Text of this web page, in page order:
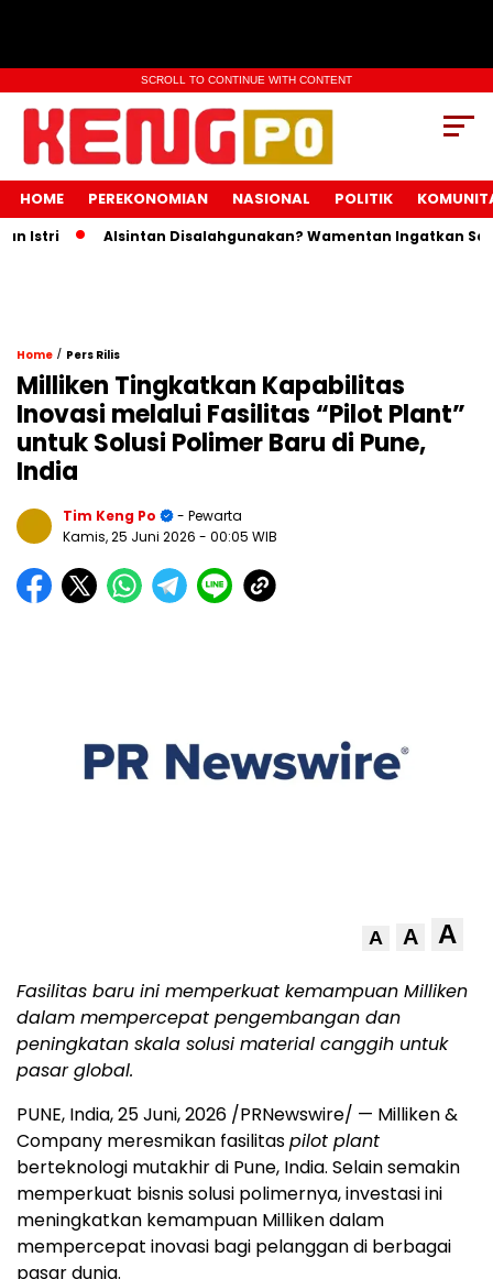
SCROLL TO CONTINUE WITH CONTENT
HOME PEREKONOMIAN NASIONAL POLITIK
Istri Alsintan Disalahgunakan? Wamentan Ingatkan
Home / Pers Rilis
Milliken Tingkatkan Kapabilitas
Inovasi melalui Fasilitas “Pilot Plant”
untuk Solusi Polimer Baru di Pune,
India
Tim Keng Po
- Pewarta
Kamis, 25 Juni 2026 - 00:05 WIB
A A A
Fasilitas baru ini memperkuat kemampuan Milliken
dalam mempercepat pengembangan dan
peningkatan skala solusi material canggih untuk
pasar global.
PUNE, India,25 Juni, 2026 /PRNewswire/ — Milliken &
Company meresmikan fasilitaspilot plant
berteknologi mutakhir di Pune, India. Selain semakin
memperkuat bisnis solusi polimernya, investasi ini
meningkatkan kemampuan Milliken dalam
mempercepat inovasi bagi pelanggan di berbagai
pasar dunia.